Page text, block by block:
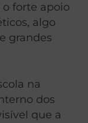
forte apoio
algo
grandes
na
dos
que a